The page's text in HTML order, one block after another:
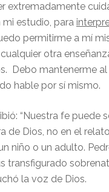
extremadamente
mi estudio, para
permitirme a mí
otra
Debo mantenerme
hable por sí mismo.
“Nuestra fe puede
de Dios, no en el
niño o un adulto.
transfigurado
la voz de Dios.